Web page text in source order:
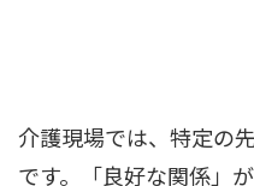
介護現場では、特定の
です。「良好な関係」